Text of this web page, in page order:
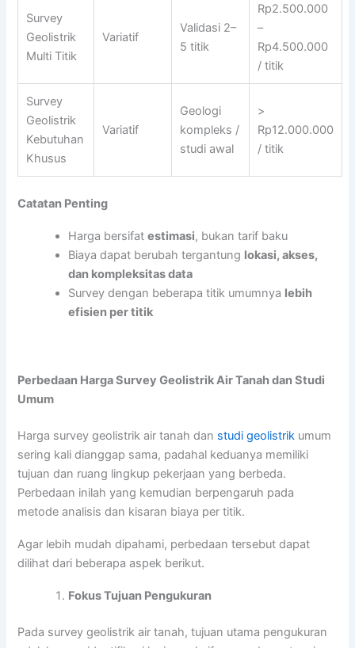
Survey
Geolistrik
Multi Titik
Variatif
Validasi 2–
5 titik
Rp2.500.000
–
Rp4.500.000
/ titik
Survey
Geolistrik
Kebutuhan
Khusus
Variatif
Geologi
kompleks /
studi awal
>
Rp12.000.000
/ titik
Catatan Penting
Harga bersifatestimasi, bukan tarif baku
Biaya dapat berubah tergantung lokasi, akses,
dan kompleksitas data
Survey dengan beberapa titik umumnya lebih
efisien per titik
Perbedaan Harga Survey Geolistrik Air Tanah dan Studi
Umum
Harga survey geolistrik air tanah dan studi geolistrik umum
sering kali dianggap sama, padahal keduanya memiliki
tujuan dan ruang lingkup pekerjaan yang berbeda.
Perbedaan inilah yang kemudian berpengaruh pada
metode analisis dan kisaran biaya per titik.
Agar lebih mudah dipahami, perbedaan tersebut dapat
dilihat dari beberapa aspek berikut.
Fokus Tujuan Pengukuran
Pada survey geolistrik air tanah, tujuan utama pengukuran